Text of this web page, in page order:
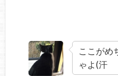
ここがめ
ゃよ(汗